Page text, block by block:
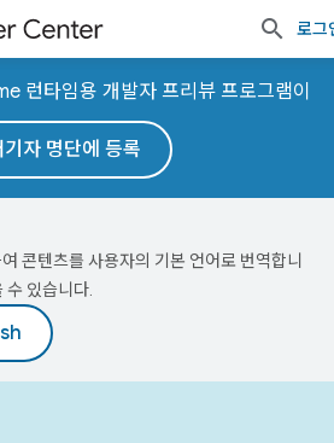
로그
런타임용 개발자 프리뷰 프로그램이
기자 명단에 등록
콘텐츠를 사용자의 기본 언어로 번역합니
수 있습니다.